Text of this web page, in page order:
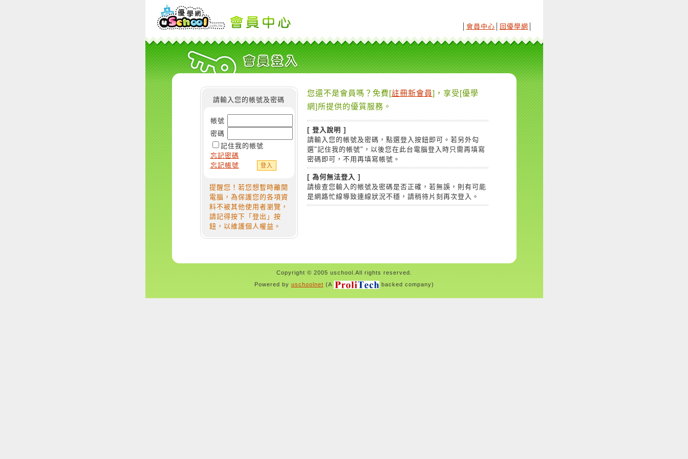
會員中心 回優學網
請輸入您的帳號及密碼
帳號
密碼
記住我的帳號
忘記密碼
忘記帳號
提醒您！若您想暫時離開
電腦，為保護您的各項資
料不被其他使用者瀏覽，
請記得按下「登出」按
鈕，以維護個人權益。
您還不是會員嗎？免費[註冊新會員]，享受[優學
網]所提供的優質服務。
[ 登入說明 ]
請輸入您的帳號及密碼，點選登入按鈕即可。若另外勾
選"記住我的帳號"，以後您在此台電腦登入時只需再填寫
密碼即可，不用再填寫帳號。
[ 為何無法登入 ]
請檢查您輸入的帳號及密碼是否正確，若無誤，則有可能
是網路忙線導致連線狀況不穩，請稍待片刻再次登入。
Copyright © 2005 uschool.All rights reserved.
Powered by uschoolnet (A backed company)